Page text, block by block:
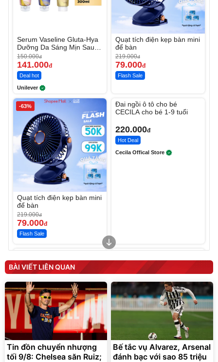
Serum Vaseline Gluta-Hya
Dưỡng Da Sáng Mịn Sau 7
Ngày
150.000đ
141.000đ
Deal hot
Unilever
Quạt tích điện kẹp bàn mini
để bàn
219.000đ
79.000đ
Flash Sale
-63%
Quạt tích điện kẹp bàn mini
để bàn
219.000đ
79.000đ
Flash Sale
Đai ngồi ô tô cho bé
CECILA cho bé 1-9 tuổi
220.000đ
Hot Deal
Cecila Offical Store
tức thì Vaseline Body
190.000đ
138.330đ
Discount
D2-001 - Thông Minh
3.000.000
2.200.000đ
Unmute
Vali Bamozo Khung Nhôm
9066 Size 20/24/28 Cao
1.000.000
825.000đ
Flash Sale
BÀI VIẾT LIÊN QUAN
Tin đồn chuyển nhượng
tối 9/8: Chelsea săn Ruiz;
Bế tắc vụ Alvarez, Arsenal
đánh bạc với sao 85 triệu